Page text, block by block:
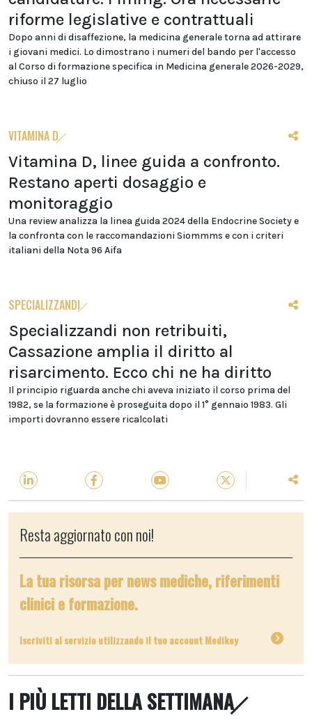
riforme legislative e contrattuali
Dopo anni di disaffezione, la medicina generale torna ad attirare
i giovani medici. Lo dimostrano i numeri del bando per l'accesso
al Corso di formazione specifica in Medicina generale 2026-2029,
chiuso il 27 luglio
VITAMINA D
Vitamina D, linee guida a confronto.
Restano aperti dosaggio e
monitoraggio
Una review analizza la linea guida 2024 della Endocrine Society e
la confronta con le raccomandazioni Siommms e con i criteri
italiani della Nota 96 Aifa
SPECIALIZZANDI
Specializzandi non retribuiti,
Cassazione amplia il diritto al
risarcimento. Ecco chi ne ha diritto
Il principio riguarda anche chi aveva iniziato il corso prima del
1982, se la formazione è proseguita dopo il 1° gennaio 1983. Gli
importi dovranno essere ricalcolati
Resta aggiornato con noi!
La tua risorsa per news mediche, riferimenti
clinici e formazione.
Iscriviti al servizio utilizzando il tuo account Medikey
I PIÙ LETTI DELLA SETTIMANA